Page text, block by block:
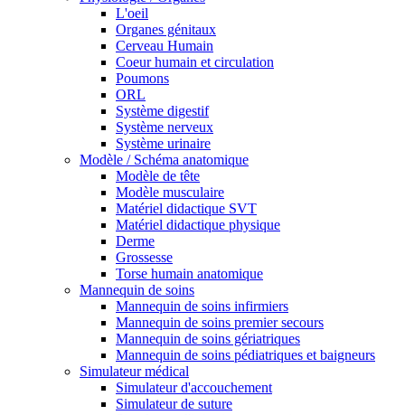
L'oeil
Organes génitaux
Cerveau Humain
Coeur humain et circulation
Poumons
ORL
Système digestif
Système nerveux
Système urinaire
Modèle / Schéma anatomique
Modèle de tête
Modèle musculaire
Matériel didactique SVT
Matériel didactique physique
Derme
Grossesse
Torse humain anatomique
Mannequin de soins
Mannequin de soins infirmiers
Mannequin de soins premier secours
Mannequin de soins gériatriques
Mannequin de soins pédiatriques et baigneurs
Simulateur médical
Simulateur d'accouchement
Simulateur de suture